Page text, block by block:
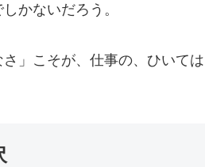
かないだろう。
」こそが、仕事の、ひいては